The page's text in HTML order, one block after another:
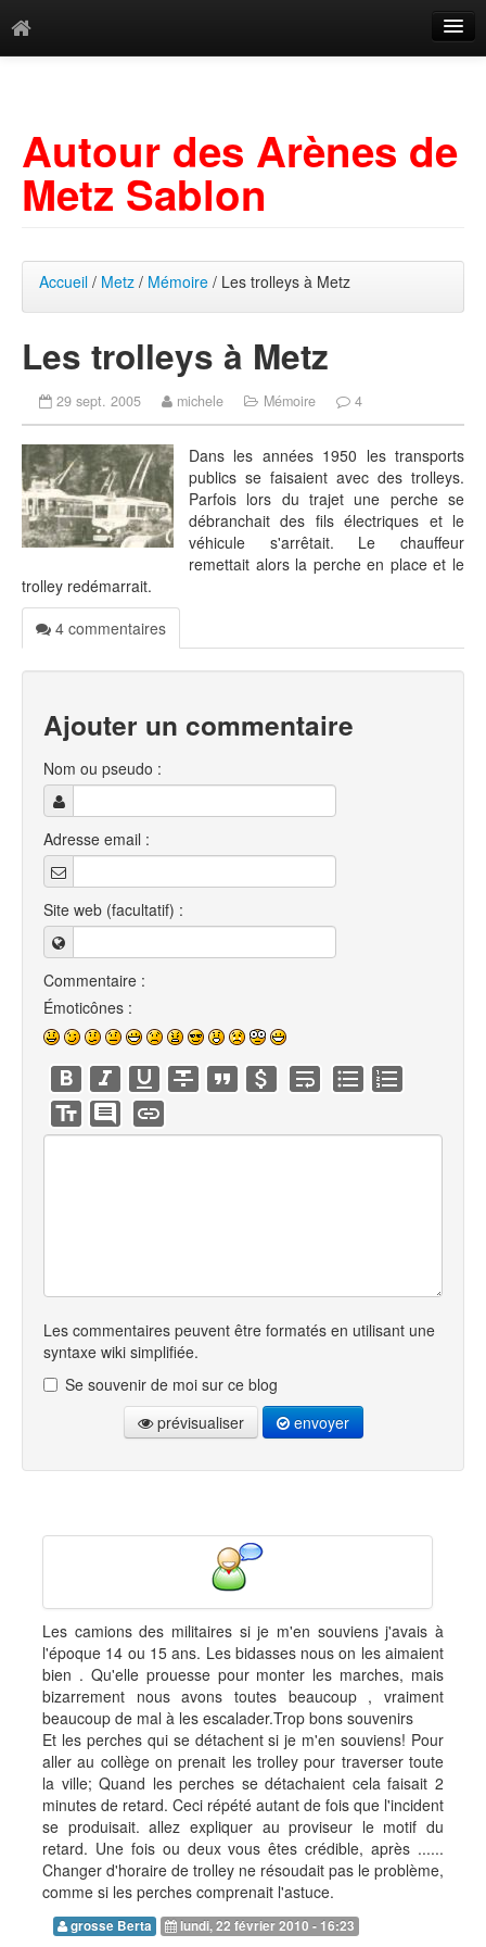
Mots-clés
Autour des Arènes de
Metz Sablon
Accueil / Metz / Mémoire / Les trolleys à Metz
Les trolleys à Metz
29 sept. 2005 michele Mémoire 4
Dans les années 1950 les transports
publics se faisaient avec des trolleys.
Parfois lors du trajet une perche se
débranchait des fils électriques et le
véhicule s'arrêtait. Le chauffeur
remettait alors la perche en place et le
trolley redémarrait.
4 commentaires
Ajouter un commentaire
Nom ou pseudo :
Adresse email :
Site web (facultatif) :
Commentaire :
Émoticônes :
Les commentaires peuvent être formatés en utilisant une
syntaxe wiki simplifiée.
Se souvenir de moi sur ce blog
prévisualiser
envoyer
Les camions des militaires si je m'en souviens j'avais à
l'époque 14 ou 15 ans. Les bidasses nous on les aimaient
bien . Qu'elle prouesse pour monter les marches, mais
bizarrement nous avons toutes beaucoup , vraiment
beaucoup de mal à les escalader.Trop bons souvenirs
Et les perches qui se détachent si je m'en souviens! Pour
aller au collège on prenait les trolley pour traverser toute
la ville; Quand les perches se détachaient cela faisait 2
minutes de retard. Ceci répété autant de fois que l'incident
se produisait. allez expliquer au proviseur le motif du
retard. Une fois ou deux vous êtes crédible, après ......
Changer d'horaire de trolley ne résoudait pas le problème,
comme si les perches comprenait l'astuce.
grosse Berta lundi, 22 février 2010 - 16:23